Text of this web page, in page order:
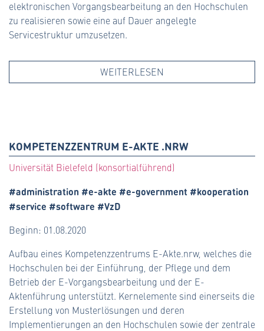
elektronischen Vorgangsbearbeitung an den Hochschulen
zu realisieren sowie eine auf Dauer angelegte
Servicestruktur umzusetzen.
WEITERLESEN
KOMPETENZZENTRUM E-AKTE .NRW
Universität Bielefeld (konsortialführend)
#administration #e-akte #e-government #kooperation
#service #software #VzD
Beginn: 01.08.2020
Aufbau eines Kompetenzzentrums E-Akte.nrw, welches die
Hochschulen bei der Einführung, der Pflege und dem
Betrieb der E-Vorgangsbearbeitung und der E-
Aktenführung unterstützt. Kernelemente sind einerseits die
Erstellung von Musterlösungen und deren
Implementierungen an den Hochschulen sowie der zentrale